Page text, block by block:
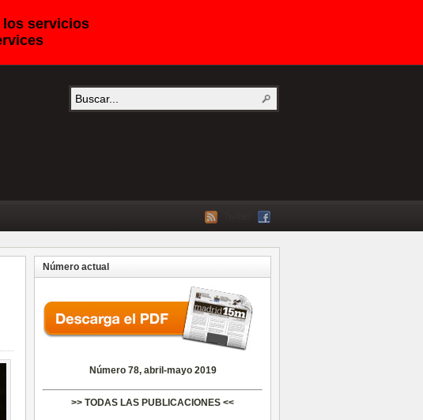
servicios
Número actual
Número 78, abril-mayo 2019
>> TODAS LAS PUBLICACIONES <<